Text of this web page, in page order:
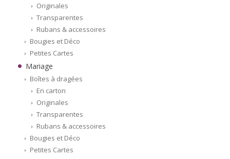
Originales
Transparentes
Rubans & accessoires
Bougies et Déco
Petites Cartes
Mariage
Boîtes à dragées
En carton
Originales
Transparentes
Rubans & accessoires
Bougies et Déco
Petites Cartes